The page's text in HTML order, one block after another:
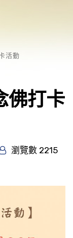
活動
佛打卡
瀏覽數 2215